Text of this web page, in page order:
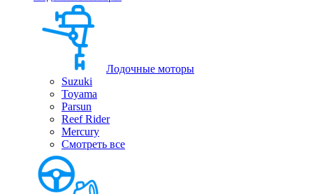
Лодочные моторы
Suzuki
Toyama
Parsun
Reef Rider
Mercury
Смотреть все